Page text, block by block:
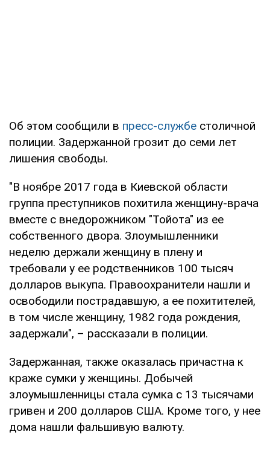
Об этом сообщили в пресс-службе столичной
полиции. Задержанной грозит до семи лет
лишения свободы.
"В ноябре 2017 года в Киевской области
группа преступников похитила женщину-врача
вместе с внедорожником "Тойота" из ее
собственного двора. Злоумышленники
неделю держали женщину в плену и
требовали у ее родственников 100 тысяч
долларов выкупа. Правоохранители нашли и
освободили пострадавшую, а ее похитителей,
в том числе женщину, 1982 года рождения,
задержали", – рассказали в полиции.
Задержанная, также оказалась причастна к
краже сумки у женщины. Добычей
злоумышленницы стала сумка с 13 тысячами
гривен и 200 долларов США. Кроме того, у нее
дома нашли фальшивую валюту.